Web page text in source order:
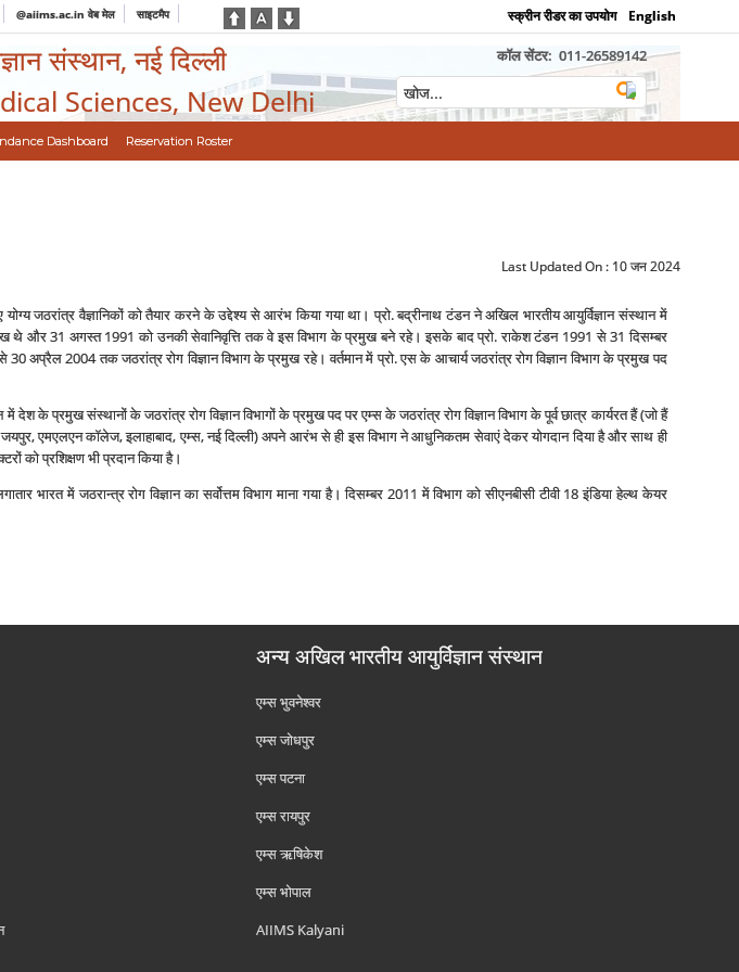
@aiims.ac.in वेब मेल साइटमैप स्क्रीन रीडर का उपयोग English
संस्थान, नई दिल्ली
Sciences, New Delhi
कॉल सेंटर: 011-26589142
Dashboard Reservation Roster
Last Updated On : 10 जन 2024
योग्‍य जठरांत्र वैज्ञानिकों को तैयार करने के उद्देश्‍य से आरंभ किया गया था। प्रो. बद्रीनाथ टंडन ने अखिल भारतीय आयुर्विज्ञान संस्‍थान में
थे और 31 अगस्‍त 1991 को उनकी सेवानिवृत्ति तक वे इस विभाग के प्रमुख बने रहे। इसके बाद प्रो. राकेश टंडन 1991 से 31 दिसम्‍बर
अप्रैल 2004 तक जठरांत्र रोग विज्ञान विभाग के प्रमुख रहे। वर्तमान में प्रो. एस के आचार्य जठरांत्र रोग विज्ञान विभाग के प्रमुख पद
में देश के प्रमुख संस्‍थानों के जठरांत्र रोग विज्ञान विभागों के प्रमुख पद पर एम्‍स के जठरांत्र रोग विज्ञान विभाग के पूर्व छात्र कार्यरत हैं (जो हैं
एमएलएन कॉलेज, इलाहाबाद, एम्‍स, नई दिल्‍ली) अपने आरंभ से ही इस विभाग ने आधुनिकतम सेवाएं देकर योगदान दिया है और साथ ही
को प्रशिक्षण भी प्रदान किया है।
भारत में जठरान्‍त्र रोग विज्ञान का सर्वोत्तम विभाग माना गया है। दिसम्‍बर 2011 में विभाग को सीएनबीसी टीवी 18 इंडिया हेल्‍थ केयर
अन्य अखिल भारतीय आयुर्विज्ञान संस्थान
एम्‍स भुवनेश्वर
एम्‍स जोधपुर
एम्‍स पटना
एम्‍स रायपुर
एम्‍स ऋषिकेश
एम्‍स भोपाल
AIIMS Kalyani